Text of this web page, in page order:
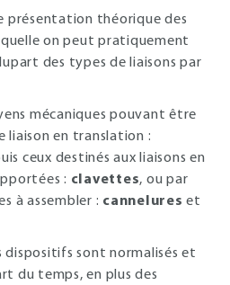
présentation théorique des
on peut pratiquement
des types de liaisons par
mécaniques pouvant être
liaison en translation :
ceux destinés aux liaisons en
: clavettes, ou par
à assembler : cannelures et
dispositifs sont normalisés et
du temps, en plus des